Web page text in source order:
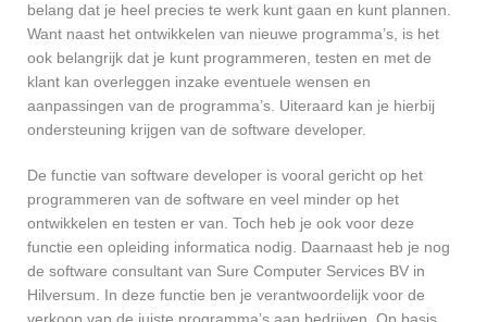
belang dat je heel precies te werk kunt gaan en kunt plannen.
Want naast het ontwikkelen van nieuwe programma’s, is het
ook belangrijk dat je kunt programmeren, testen en met de
klant kan overleggen inzake eventuele wensen en
aanpassingen van de programma’s. Uiteraard kan je hierbij
ondersteuning krijgen van de software developer.
De functie van software developer is vooral gericht op het
programmeren van de software en veel minder op het
ontwikkelen en testen er van. Toch heb je ook voor deze
functie een opleiding informatica nodig. Daarnaast heb je nog
de software consultant van Sure Computer Services BV in
Hilversum. In deze functie ben je verantwoordelijk voor de